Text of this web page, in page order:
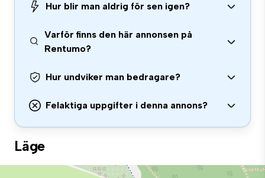
Hur blir man aldrig för sen igen?
Varför finns den här annonsen på
Rentumo?
Hur undviker man bedragare?
Felaktiga uppgifter i denna annons?
Läge